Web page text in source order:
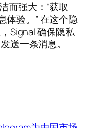
而强大：“获取
体验。” 在这个隐
Signal 确保隐私
送一条消息。